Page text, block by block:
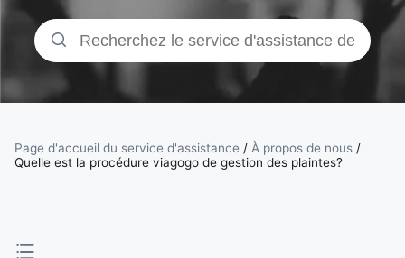
événements
sportifs et
théâtre |
viagogo, la
Page d'accueil du service d'assistance / À propos de nous /
Quelle est la procédure viagogo de gestion des plaintes?